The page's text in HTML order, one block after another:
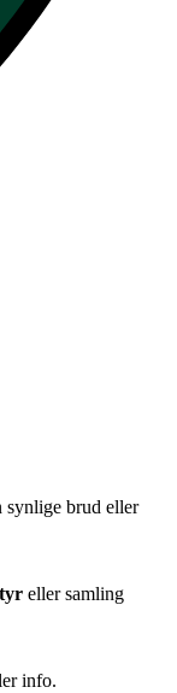
synlige brud eller
eller samling
info.